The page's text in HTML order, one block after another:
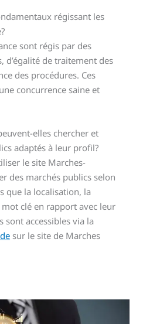
régissant les
sont régis par des
d’égalité de traitement des
des procédures. Ces
concurrence saine et
elles chercher et
adaptés à leur profil?
le site Marches-
des marchés publics selon
que la localisation, la
clé en rapport avec leur
sont accessibles via la
sur le site de Marches